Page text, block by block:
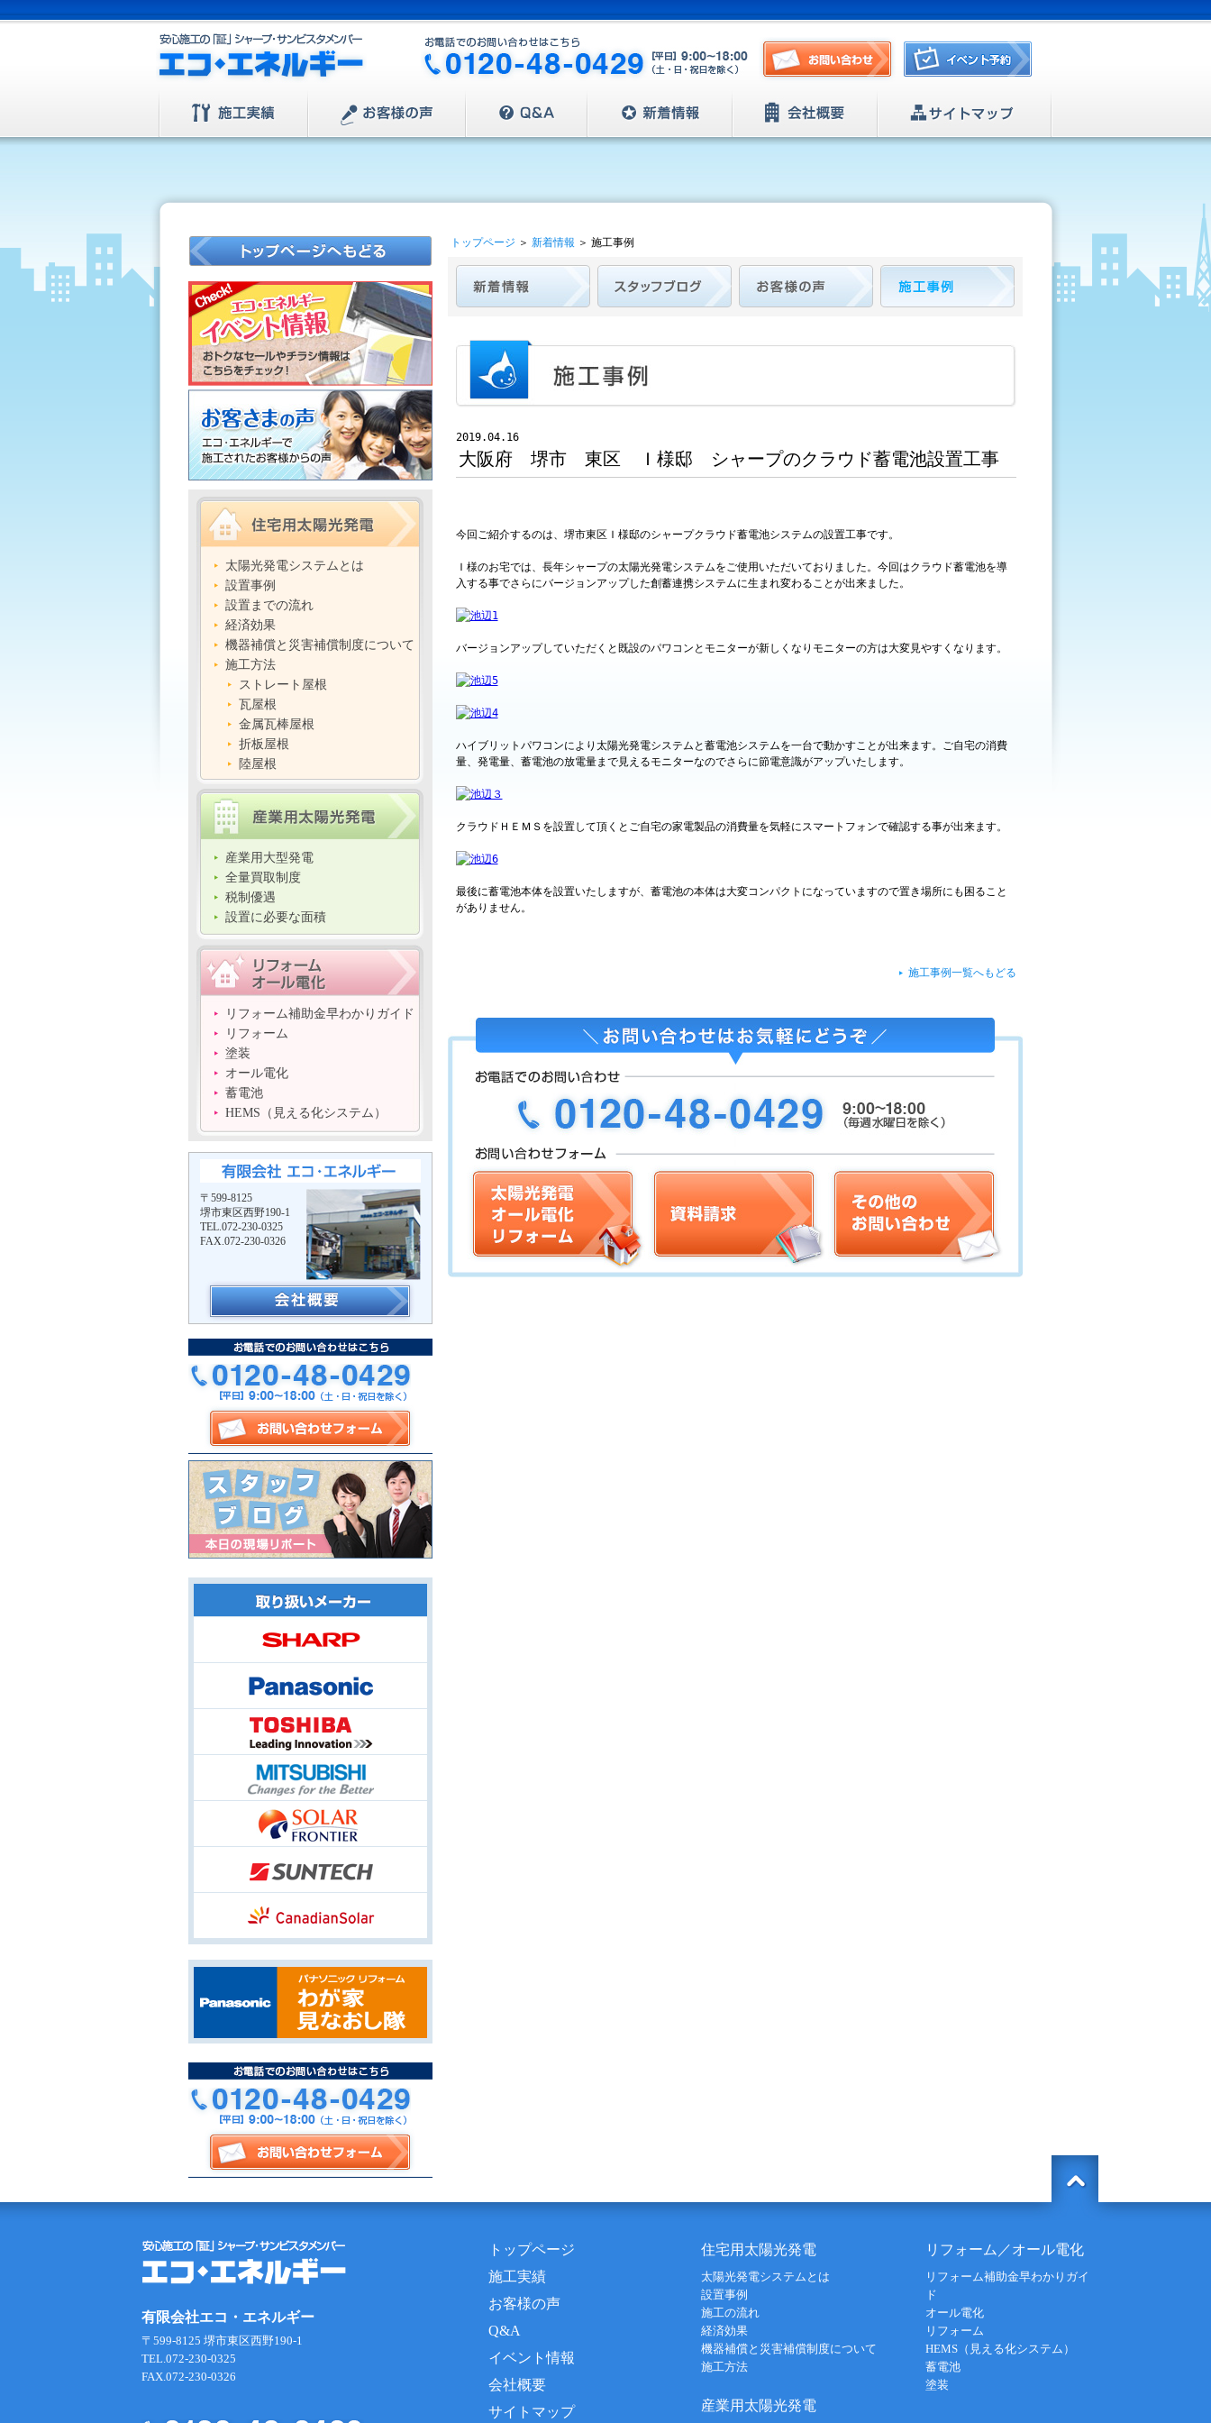
太陽光発電システムとは
設置事例
設置までの流れ
経済効果
機器補償と災害補償制度について
施工方法
ストレート屋根
瓦屋根
金属瓦棒屋根
折板屋根
陸屋根
産業用大型発電
全量買取制度
税制優遇
設置に必要な面積
リフォーム補助金早わかりガイド
リフォーム
塗装
オール電化
蓄電池
HEMS（見える化システム）
〒599-8125
堺市東区西野190-1
TEL.072-230-0325
FAX.072-230-0326
トップページ ＞ 新着情報 ＞ 施工事例
2019.04.16
大阪府 堺市 東区 Ｉ様邸 シャープのクラウド蓄電池設置工事
今回ご紹介するのは、堺市東区Ｉ様邸のシャープクラウド蓄電池システムの設置工事です。
Ｉ様のお宅では、長年シャープの太陽光発電システムをご使用いただいておりました。今回はクラウド蓄電池を導
入する事でさらにバージョンアップした創蓄連携システムに生まれ変わることが出来ました。
バージョンアップしていただくと既設のパワコンとモニターが新しくなりモニターの方は大変見やすくなります。
ハイブリットパワコンにより太陽光発電システムと蓄電池システムを一台で動かすことが出来ます。ご自宅の消費
量、発電量、蓄電池の放電量まで見えるモニターなのでさらに節電意識がアップいたします。
クラウドＨＥＭＳを設置して頂くとご自宅の家電製品の消費量を気軽にスマートフォンで確認する事が出来ます。
最後に蓄電池本体を設置いたしますが、蓄電池の本体は大変コンパクトになっていますので置き場所にも困ること
がありません。
施工事例一覧へもどる
有限会社エコ・エネルギー
〒599-8125 堺市東区西野190-1
TEL.072-230-0325
FAX.072-230-0326
トップページ
施工実績
お客様の声
Q&A
イベント情報
会社概要
サイトマップ
住宅用太陽光発電
太陽光発電システムとは
設置事例
施工の流れ
経済効果
機器補償と災害補償制度について
施工方法
産業用太陽光発電
リフォーム／オール電化
リフォーム補助金早わかりガイ
ド
オール電化
リフォーム
HEMS（見える化システム）
蓄電池
塗装